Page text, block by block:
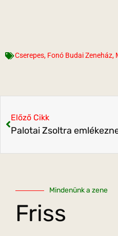
Cserepes, Fonó Budai Zeneház,
Előző Cikk
Palotai Zsoltra
Mindenünk a zene
Friss